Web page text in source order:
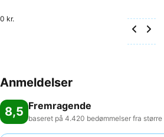
0 kr.
Anmeldelser
8,5 Fremragende
baseret på 4.420 bedømmelser fra større